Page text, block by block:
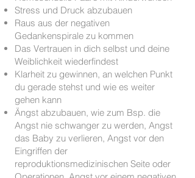
Stress und Druck abzubauen
Raus aus der negativen
Gedankenspirale zu kommen
Das Vertrauen in dich selbst und deine
Weiblichkeit wiederfindest
Klarheit zu gewinnen, an welchen Punkt
du gerade stehst und wie es weiter
gehen kann
Ängst abzubauen, wie zum Bsp. die
Angst nie schwanger zu werden, Angst
das Baby zu verlieren, Angst vor den
Eingriffen der
reproduktionsmedizinischen Seite oder